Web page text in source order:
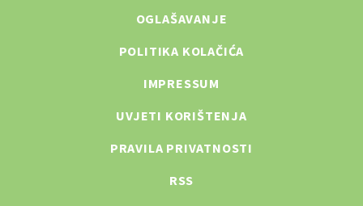
OGLAŠAVANJE
POLITIKA KOLAČIĆA
IMPRESSUM
UVJETI KORIŠTENJA
PRAVILA PRIVATNOSTI
RSS